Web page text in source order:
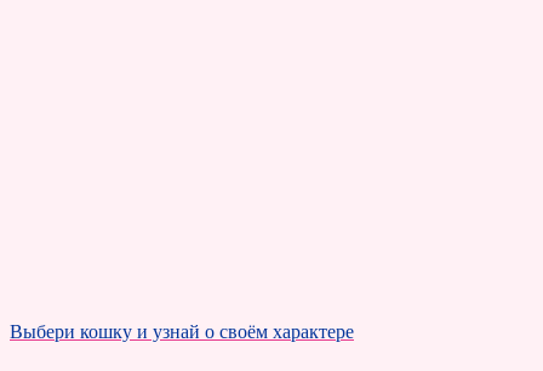
Выбери кошку и узнай о своём характере